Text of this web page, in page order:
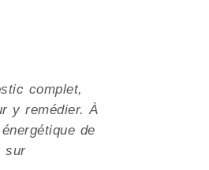
complet,
y remédier. À
de
sur